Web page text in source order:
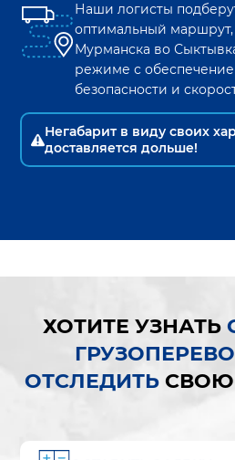
Наши логисты
оптимальный
Мурманска во
режиме с
безопасности и
Негабарит в виду своих
доставляется дольше!
ХОТИТЕ УЗНАТЬ
ОТСЛЕДИТЬ СВОЮ